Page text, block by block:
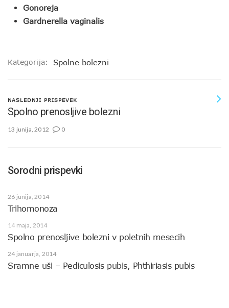
Gonoreja
Gardnerella vaginalis
Kategorija: Spolne bolezni
NASLEDNJI PRISPEVEK
Spolno prenosljive bolezni
13 junija, 2012 0
Sorodni prispevki
26 junija, 2014
Trihomonoza
14 maja, 2014
Spolno prenosljive bolezni v poletnih mesecih
24 januarja, 2014
Sramne uši – Pediculosis pubis, Phthiriasis pubis